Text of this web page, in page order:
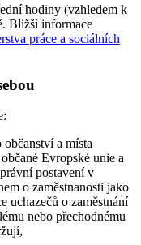
hodiny (vzhledem k
Bližší informace
práce a sociálních
a místa
Evropské unie a
postavení v
o zaměstnanosti jako
uchazečů o zaměstnání
nebo přechodnému